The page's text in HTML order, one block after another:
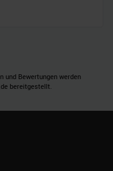
und Bewertungen werden
bereitgestellt.